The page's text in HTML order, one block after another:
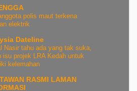
polis maut terkena
elektrik
Dateline
Nasir tahu ada yang tak suka,
isu projek LRA Kedah untuk
kelemahan
RASMI LAMAN